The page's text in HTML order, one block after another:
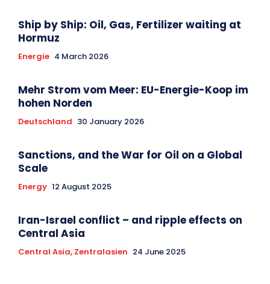
Ship by Ship: Oil, Gas, Fertilizer waiting at
Hormuz
Energie 4 March 2026
Mehr Strom vom Meer: EU-Energie-Koop im
hohen Norden
Deutschland 30 January 2026
Sanctions, and the War for Oil on a Global
Scale
Energy 12 August 2025
Iran-Israel conflict – and ripple effects on
Central Asia
Central Asia, Zentralasien 24 June 2025